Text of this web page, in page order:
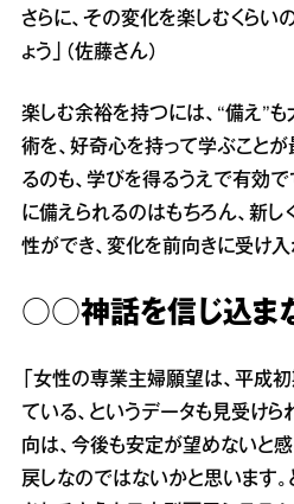
さらに、その変化を楽しむくらい
ょう」（佐藤さん）
楽しむ余裕を持つには、“備え”も
術を、好奇心を持って学ぶこと
るのも、学びを得るうえで有効
に備えられるのはもちろん、新
性ができ、変化を前向きに受け入
○○神話を信じ込ま
「女性の専業主婦願望は、平成
ている、というデータも見受け
向は、今後も安定が望めないと
戻しなのではないかと思います